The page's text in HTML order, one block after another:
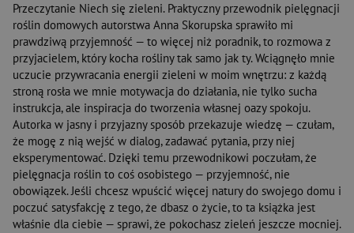
Przeczytanie Niech się zieleni. Praktyczny przewodnik pielęgnacji
roślin domowych autorstwa Anna Skorupska sprawiło mi
prawdziwą przyjemność — to więcej niż poradnik, to rozmowa z
przyjacielem, który kocha rośliny tak samo jak ty. Wciągnęło mnie
uczucie przywracania energii zieleni w moim wnętrzu: z każdą
stroną rosła we mnie motywacja do działania, nie tylko sucha
instrukcja, ale inspiracja do tworzenia własnej oazy spokoju.
Autorka w jasny i przyjazny sposób przekazuje wiedzę — czułam,
że mogę z nią wejść w dialog, zadawać pytania, przy niej
eksperymentować. Dzięki temu przewodnikowi poczułam, że
pielęgnacja roślin to coś osobistego — przyjemność, nie
obowiązek. Jeśli chcesz wpuścić więcej natury do swojego domu i
poczuć satysfakcję z tego, że dbasz o życie, to ta książka jest
właśnie dla ciebie — sprawi, że pokochasz zieleń jeszcze mocniej.